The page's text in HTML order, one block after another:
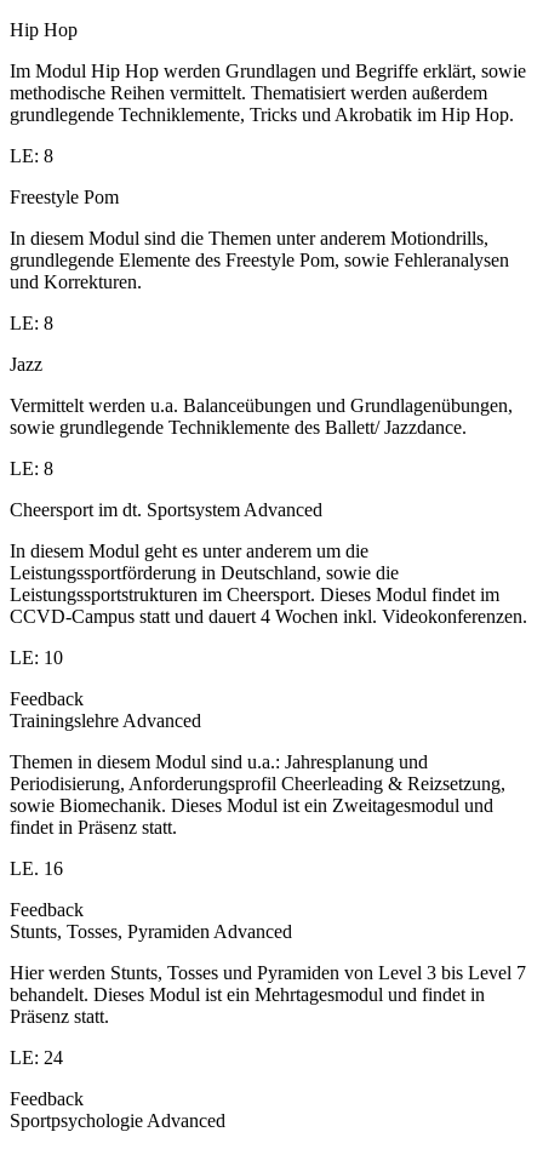
Hip Hop
Im Modul Hip Hop werden Grundlagen und Begriffe erklärt, sowie
methodische Reihen vermittelt. Thematisiert werden außerdem
grundlegende Techniklemente, Tricks und Akrobatik im Hip Hop.
LE: 8
Freestyle Pom
In diesem Modul sind die Themen unter anderem Motiondrills,
grundlegende Elemente des Freestyle Pom, sowie Fehleranalysen
und Korrekturen.
LE: 8
Jazz
Vermittelt werden u.a. Balanceübungen und Grundlagenübungen,
sowie grundlegende Techniklemente des Ballett/ Jazzdance.
LE: 8
Cheersport im dt. Sportsystem Advanced
In diesem Modul geht es unter anderem um die
Leistungssportförderung in Deutschland, sowie die
Leistungssportstrukturen im Cheersport. Dieses Modul findet im
CCVD-Campus statt und dauert 4 Wochen inkl. Videokonferenzen.
LE: 10
Feedback
Trainingslehre Advanced
Themen in diesem Modul sind u.a.: Jahresplanung und
Periodisierung, Anforderungsprofil Cheerleading & Reizsetzung,
sowie Biomechanik. Dieses Modul ist ein Zweitagesmodul und
findet in Präsenz statt.
LE. 16
Feedback
Stunts, Tosses, Pyramiden Advanced
Hier werden Stunts, Tosses und Pyramiden von Level 3 bis Level 7
behandelt. Dieses Modul ist ein Mehrtagesmodul und findet in
Präsenz statt.
LE: 24
Feedback
Sportpsychologie Advanced